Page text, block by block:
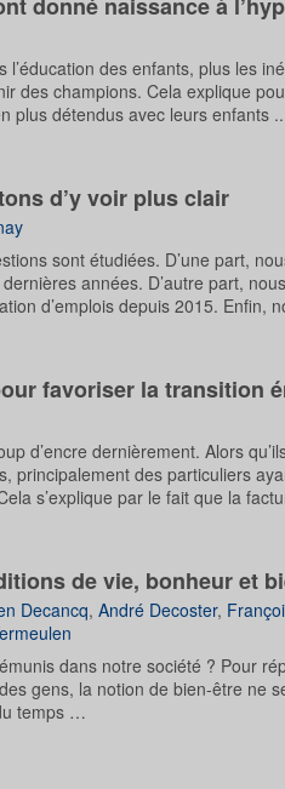
des enfants, plus les
des champions. Cela explique
plus détendus avec leurs enfants
d’y voir plus clair
sont étudiées. D’une part,
années. D’autre part,
d’emplois depuis 2015. Enfin,
favoriser la transition
d’encre dernièrement. Alors
principalement des particuliers
s’explique par le fait que la
de vie, bonheur et
Decancq, André Decoster,
dans notre société ? Pour
gens, la notion de bien-être ne
temps …